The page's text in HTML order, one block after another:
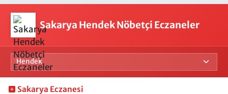
Sakarya Hendek Nöbetçi Eczaneler
Sakarya Eczanesi